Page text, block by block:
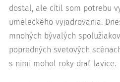
dostal, ale cítil som potrebu
umeleckého vyjadrovania.
mnohých bývalých
popredných svetových
s nimi mohol roky drať lavice.